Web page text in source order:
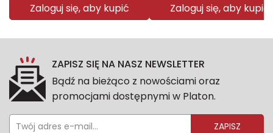
Zaloguj się, aby kupić Zaloguj się, aby kupić
ZAPISZ SIĘ NA NASZ NEWSLETTER
Bądź na bieżąco z nowościami oraz
promocjami dostępnymi w Platon.
ZAPISZ